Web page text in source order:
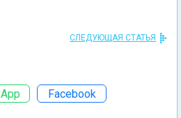
СЛЕДУЮЩАЯ СТАТЬЯ
Facebook